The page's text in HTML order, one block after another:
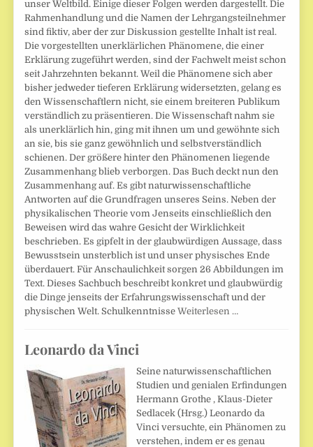
unser Weltbild. Einige dieser Folgen werden dargestellt. Die
Rahmenhandlung und die Namen der Lehrgangsteilnehmer
sind fiktiv, aber der zur Diskussion gestellte Inhalt ist real.
Die vorgestellten unerklärlichen Phänomene, die einer
Erklärung zugeführt werden, sind der Fachwelt meist schon
seit Jahrzehnten bekannt. Weil die Phänomene sich aber
bisher jedweder tieferen Erklärung widersetzten, gelang es
den Wissenschaftlern nicht, sie einem breiteren Publikum
verständlich zu präsentieren. Die Wissenschaft nahm sie
als unerklärlich hin, ging mit ihnen um und gewöhnte sich
an sie, bis sie ganz gewöhnlich und selbstverständlich
schienen. Der größere hinter den Phänomenen liegende
Zusammenhang blieb verborgen. Das Buch deckt nun den
Zusammenhang auf. Es gibt naturwissenschaftliche
Antworten auf die Grundfragen unseres Seins. Neben der
physikalischen Theorie vom Jenseits einschließlich den
Beweisen wird das wahre Gesicht der Wirklichkeit
beschrieben. Es gipfelt in der glaubwürdigen Aussage, dass
Bewusstsein unsterblich ist und unser physisches Ende
überdauert. Für Anschaulichkeit sorgen 26 Abbildungen im
Text. Dieses Sachbuch beschreibt konkret und glaubwürdig
die Dinge jenseits der Erfahrungswissenschaft und der
physischen Welt. SchulkenntnisseWeiterlesen …
Leonardo da Vinci
Seine naturwissenschaftlichen
Studien und genialen Erfindungen
Hermann Grothe , Klaus-Dieter
Sedlacek (Hrsg.) Leonardo da
Vinci versuchte, ein Phänomen zu
verstehen, indem er es genau